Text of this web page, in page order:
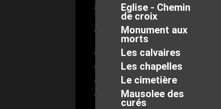
Eglise - Chemin
de croix
Monument aux
morts
Les calvaires
Les chapelles
Le cimetière
Mausolee des
curés